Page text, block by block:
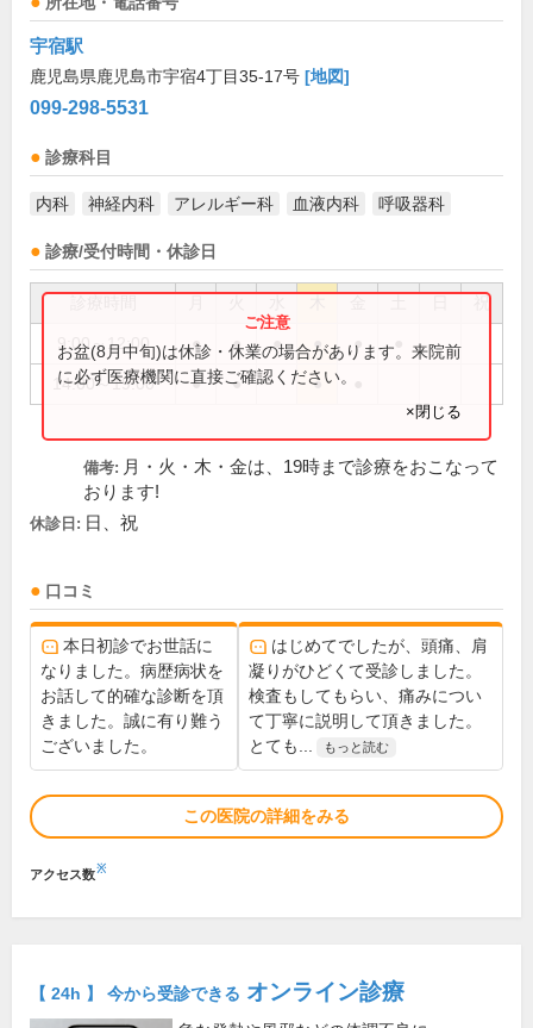
宇宿駅
鹿児島県鹿児島市宇宿4丁目35-17号 [地図]
099-298-5531
診療科目
内科 神経内科 アレルギー科 血液内科 呼吸器科
診療/受付時間・休診日
祝
9:00～12:00 ● ● ● ● ●
14:00～19:00 ● ● ●
お盆(8月中旬)は休診・休業の場合があります。来院前
に必ず医療機関に直接ご確認ください。
×閉じる
備考: 月・火・木・金は、19時まで診療をおこなって
おります!
休診日: 日、祝
口コミ
本日初診でお世話に
なりました。病歴病状を
お話して的確な診断を頂
きました。誠に有り難う
ございました。
はじめてでしたが、頭痛、肩
凝りがひどくて受診しました。
検査もしてもらい、痛みについ
て丁寧に説明して頂きました。
とても...
もっと読む
この医院の詳細をみる
アクセス数※
【 24h 】 今から受診できる オンライン診療